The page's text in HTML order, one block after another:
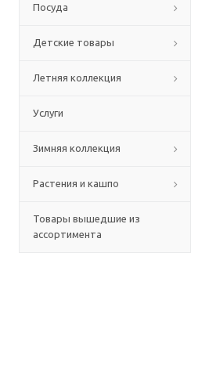
Посуда
Детские товары
Летняя коллекция
Услуги
Зимняя коллекция
Растения и кашпо
Товары вышедшие из
ассортимента